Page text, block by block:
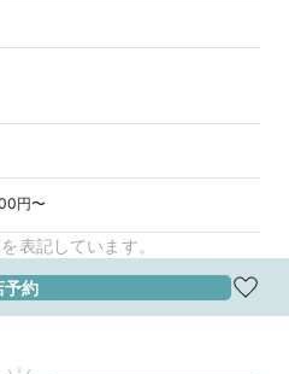
円〜
表記しています。
予約